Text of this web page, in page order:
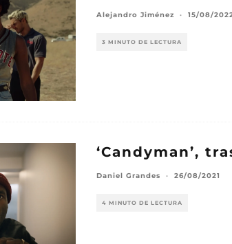
Alejandro Jiménez · 15/08/
3 MINUTO DE LECTURA
‘Candyman’,
Daniel Grandes · 26/08/2021
4 MINUTO DE LECTURA